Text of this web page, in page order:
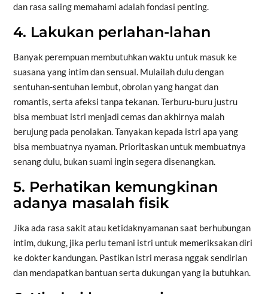
dan rasa saling memahami adalah fondasi penting.
4. Lakukan perlahan-lahan
Banyak perempuan membutuhkan waktu untuk masuk ke
suasana yang intim dan sensual. Mulailah dulu dengan
sentuhan-sentuhan lembut, obrolan yang hangat dan
romantis, serta afeksi tanpa tekanan. Terburu-buru justru
bisa membuat istri menjadi cemas dan akhirnya malah
berujung pada penolakan. Tanyakan kepada istri apa yang
bisa membuatnya nyaman. Prioritaskan untuk membuatnya
senang dulu, bukan suami ingin segera disenangkan.
5. Perhatikan kemungkinan
adanya masalah fisik
Jika ada rasa sakit atau ketidaknyamanan saat berhubungan
intim, dukung, jika perlu temani istri untuk memeriksakan diri
ke dokter kandungan. Pastikan istri merasa nggak sendirian
dan mendapatkan bantuan serta dukungan yang ia butuhkan.